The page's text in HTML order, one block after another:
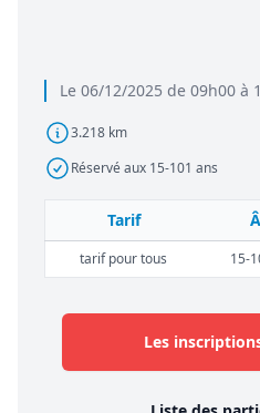
Le 06/12/2025 de 09h00 à
3.218 km
Réservé aux 15-101 ans
Tarif
tarif pour tous 15-
Les